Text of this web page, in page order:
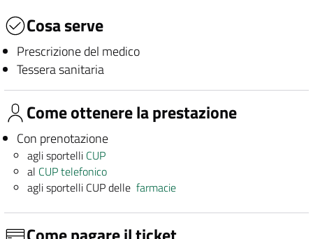
Cosa serve
Prescrizione del medico
Tessera sanitaria
Come ottenere la prestazione
Con prenotazione
agli sportelli CUP
al CUP telefonico
agli sportelli CUP dellefarmacie